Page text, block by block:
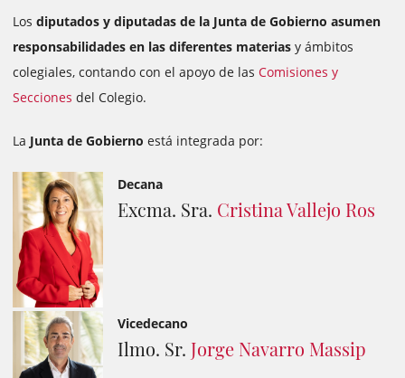
Los diputados y diputadas de la Junta de Gobierno asumen
responsabilidades en las diferentes materias y ámbitos
colegiales, contando con el apoyo de las Comisiones y
Secciones del Colegio.
La Junta de Gobierno está integrada por:
Decana
Excma. Sra. Cristina Vallejo Ros
Vicedecano
Ilmo. Sr. Jorge Navarro Massip